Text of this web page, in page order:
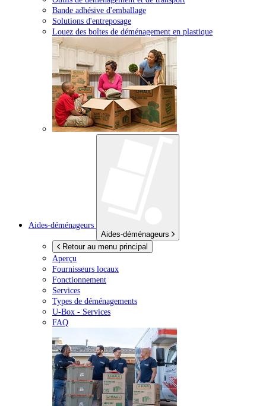
Bande adhésive d'emballage
Solutions d'entreposage
Louez des boîtes de déménagement en plastique
Aides-déménageurs
Aides-déménageurs
Retour au menu principal
Aperçu
Fournisseurs locaux
Fonctionnement
Services
Types de déménagements
U-Box - Services
FAQ